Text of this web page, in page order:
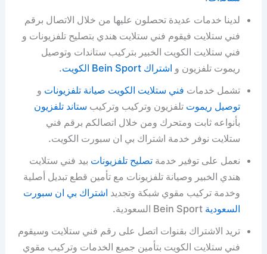
لدينا خدمات عديدة تحصلون عليها من خلال الاتصال برقم
فني ستلايت فيقوم فني ستلايت هندي بتصليح تلفزيونات و
فني ستلايت الكويت الخبير بتركيب ستاندات وتوصيل
ريموت تلفزيون و اشتراك Bein Sport الكويت
.
تشمل خدمات فني ستلايت الكويت صيانة تلفزيونات و
توصيل ريموت تلفزيون وتركيب وتركيب ستاند تلفزيون
بأنواعه ثابت ومتحرك ومن خلال اتصالكم برقم فني
ستلايت نوفر خدمة اشتراك بي ان سبورت الكويت.
نعمل على توفير خدمةتصليح تلفزيونات بيد فني ستلايت
هندي الخبير وصيانة تلفزيونات مع تأمين قطع تبديل أصلية
وخدمة تركيب مقوي شبكة وتجديد اشتراك بي ان سبورت
السعودية Bein Sport السعودية.
تريد الاشتراك بقنوات اتصل على رقم فني ستلايت وسيقوم
فني ستلايت الكويت بتأمين جميع الخدمات وتركيب مقوي